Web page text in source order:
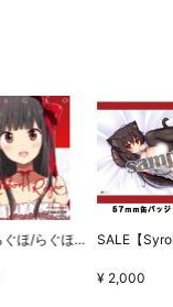
◎【らぐほ/らぐほのえりか】リボン
¥ 2,000